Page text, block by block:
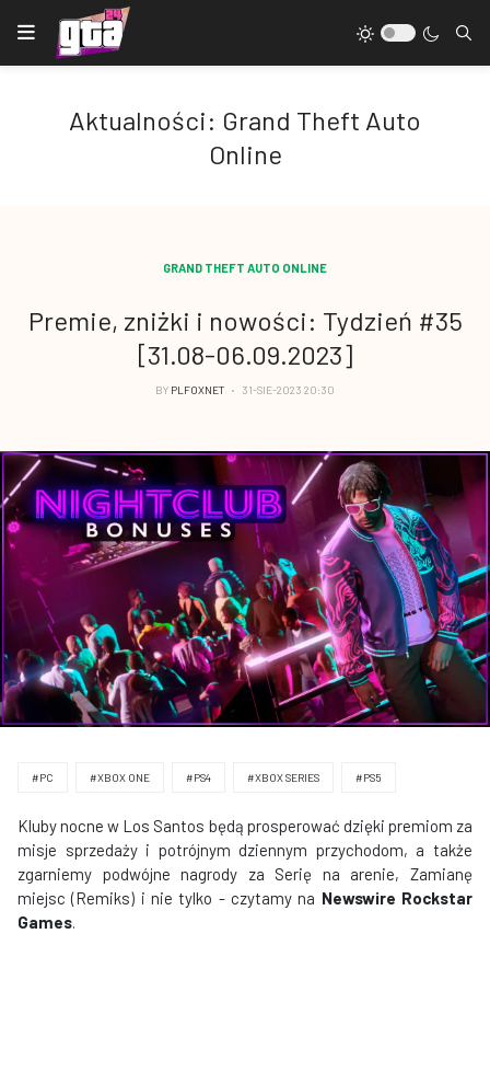
Aktualności: Grand Theft Auto
Online
GRAND THEFT AUTO ONLINE
Premie, zniżki i nowości: Tydzień #35
[31.08-06.09.2023]
BY PLFOXNET 31-SIE-2023 20:30
#PC #XBOX ONE #PS4 #XBOX SERIES #PS5
Kluby nocne w Los Santos będą prosperować dzięki premiom za
misje sprzedaży i potrójnym dziennym przychodom, a także
zgarniemy podwójne nagrody za Serię na arenie, Zamianę
miejsc (Remiks) i nie tylko - czytamy na Newswire Rockstar
Games.